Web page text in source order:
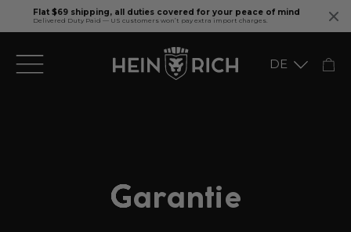
Flat $69 shipping, all duties covered for your peace of mind
Delivered Duty Paid — US customers won’t pay extra import charges.
zum
DE
Garantie